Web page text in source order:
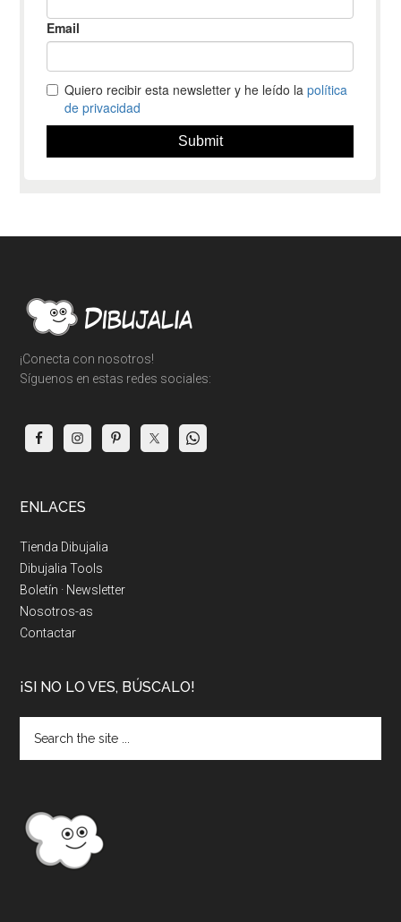
Footer
¡Conecta con nosotros!
Síguenos en estas redes sociales:
ENLACES
Tienda Dibujalia
Dibujalia Tools
Boletín · Newsletter
Nosotros-as
Contactar
¡SI NO LO VES, BÚSCALO!
the